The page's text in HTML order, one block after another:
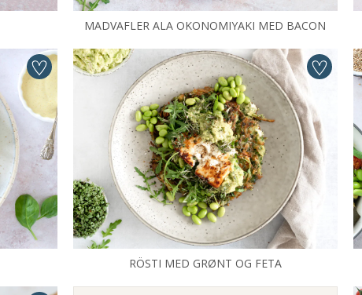
MADVAFLER ALA OKONOMIYAKI MED BACON
RÖSTI MED GRØNT OG FETA